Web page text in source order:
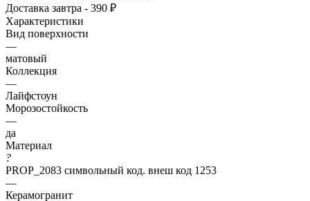
Доставка завтра - 390 ₽
Характеристики
Вид поверхности
—
матовый
Коллекция
—
Лайфстоун
Морозостойкость
—
да
Материал
?
PROP_2083 символьный код. внеш код 1253
—
Керамогранит